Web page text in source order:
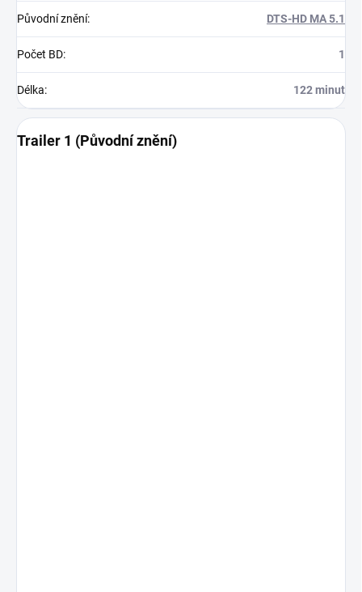
Původní znění: DTS-HD MA 5.1
Počet BD: 1
Délka: 122 minut
Trailer 1 (Původní znění)